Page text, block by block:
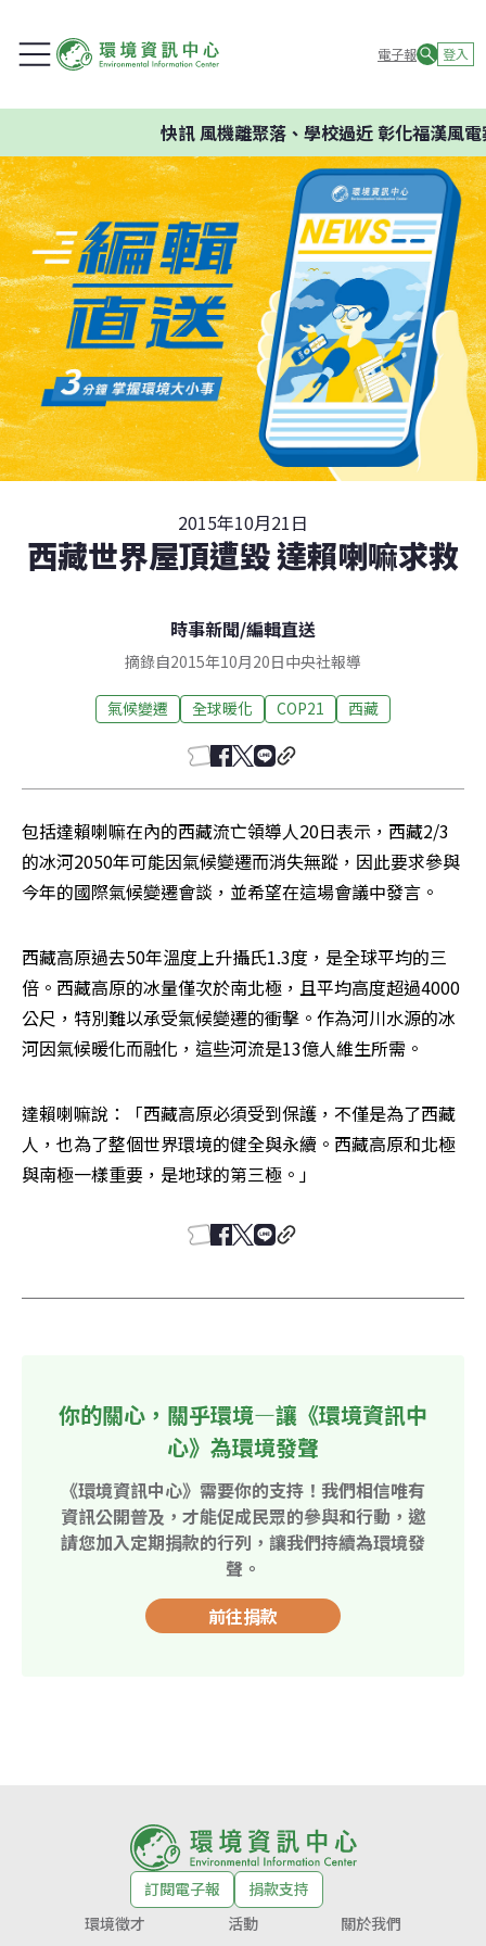
電子報 登入
快訊風機離聚落、學校過近 彰化福漢風電
2015年10月21日
西藏世界屋頂遭毀 達賴喇嘛求救
時事新聞/編輯直送
摘錄自2015年10月20日中央社報導
氣候變遷 全球暖化 COP21 西藏
包括達賴喇嘛在內的西藏流亡領導人20日表示，西藏2/3
的冰河2050年可能因氣候變遷而消失無蹤，因此要求參與
今年的國際氣候變遷會談，並希望在這場會議中發言。
西藏高原過去50年溫度上升攝氏1.3度，是全球平均的三
倍。西藏高原的冰量僅次於南北極，且平均高度超過4000
公尺，特別難以承受氣候變遷的衝擊。作為河川水源的冰
河因氣候暖化而融化，這些河流是13億人維生所需。
達賴喇嘛說：「西藏高原必須受到保護，不僅是為了西藏
人，也為了整個世界環境的健全與永續。西藏高原和北極
與南極一樣重要，是地球的第三極。」
你的關心，關乎環境—讓《環境資訊中
心》為環境發聲
《環境資訊中心》需要你的支持！我們相信唯有
資訊公開普及，才能促成民眾的參與和行動，邀
請您加入定期捐款的行列，讓我們持續為環境發
聲。
前往捐款
訂閱電子報
捐款支持
環境徵才
活動
關於我們